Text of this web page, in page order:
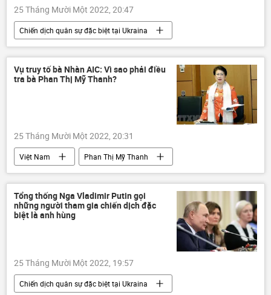
25 Tháng Mười Một 2022, 20:47
Chiến dịch quân sự đặc biệt tại Ukraina
Video từ Ukraina
Ukraina
Cuộc khủng hoảng ở Ukraina
Nga
DNR
Vụ truy tố bà Nhàn AIC: Vì sao phải điều
tra bà Phan Thị Mỹ Thanh?
25 Tháng Mười Một 2022, 20:31
Việt Nam
Phan Thị Mỹ Thanh
điều tra
Pháp luật
Tổng thống Nga Vladimir Putin gọi
những người tham gia chiến dịch đặc
biệt là anh hùng
25 Tháng Mười Một 2022, 19:57
Chiến dịch quân sự đặc biệt tại Ukraina